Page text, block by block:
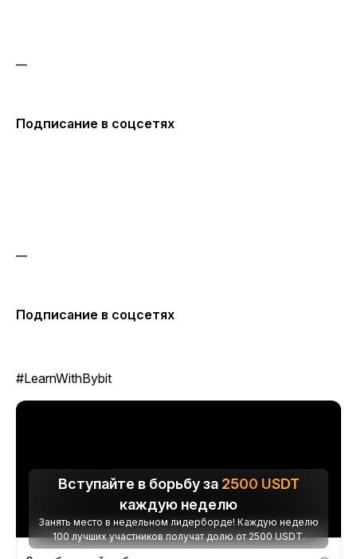
Подписание в соцсетях
Подписание в соцсетях
#LearnWithBybit
Вступайте в борьбу за 2500 USDT
каждую неделю
Занять место в недельном лидерборде! Каждую неделю
100 лучших участников получат долю от 2500 USDT.